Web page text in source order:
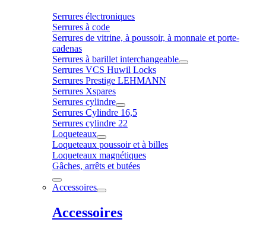
Serrures électroniques
Serrures à code
Serrures de vitrine, à poussoir, à monnaie et porte-
cadenas
Serrures à barillet interchangeable
Serrures VCS Huwil Locks
Serrures Prestige LEHMANN
Serrures Xspares
Serrures cylindre
Serrures Cylindre 16,5
Serrures cylindre 22
Loqueteaux
Loqueteaux poussoir et à billes
Loqueteaux magnétiques
Gâches, arrêts et butées
Accessoires
Accessoires